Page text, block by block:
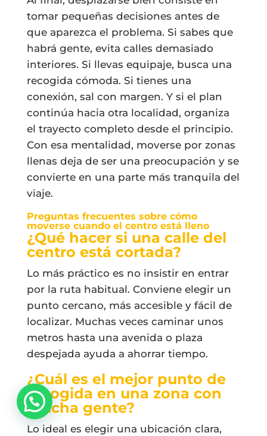
tomar pequeñas decisiones antes de
que aparezca el problema. Si sabes que
habrá gente, evita calles demasiado
interiores. Si llevas equipaje, busca una
recogida cómoda. Si tienes una
conexión, sal con margen. Y si el plan
continúa hacia otra localidad, organiza
el trayecto completo desde el principio.
Con esa mentalidad, moverse por zonas
llenas deja de ser una preocupación y se
convierte en una parte más tranquila del
viaje.
Preguntas frecuentes sobre cómo
moverse cuando el centro está lleno
¿Qué hacer si una calle del
centro está cortada?
Lo más práctico es no insistir en entrar
por la ruta habitual. Conviene elegir un
punto cercano, más accesible y fácil de
localizar. Muchas veces caminar unos
metros hasta una avenida o plaza
despejada ayuda a ahorrar tiempo.
¿Cuál es el mejor punto de
recogida en una zona con
mucha gente?
Lo ideal es elegir una ubicación clara,